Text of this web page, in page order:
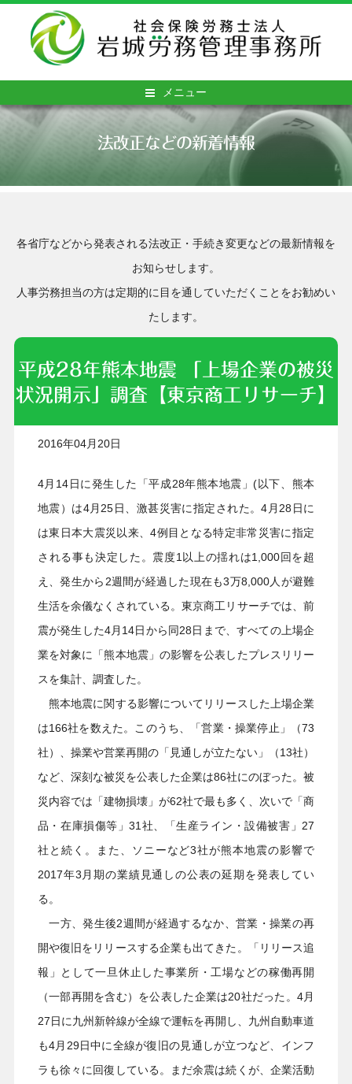
メニュー
法改正などの新着情報
各省庁などから発表される法改正・手続き変更などの最新情報を
お知らせします。
人事労務担当の方は定期的に目を通していただくことをお勧めい
たします。
平成28年熊本地震 「上場企業の被災
状況開示」調査【東京商工リサーチ】
2016年04月20日
4月14日に発生した「平成28年熊本地震」(以下、熊本
地震）は4月25日、激甚災害に指定された。4月28日に
は東日本大震災以来、4例目となる特定非常災害に指定
される事も決定した。震度1以上の揺れは1,000回を超
え、発生から2週間が経過した現在も3万8,000人が避難
生活を余儀なくされている。東京商工リサーチでは、前
震が発生した4月14日から同28日まで、すべての上場企
業を対象に「熊本地震」の影響を公表したプレスリリー
スを集計、調査した。
熊本地震に関する影響についてリリースした上場企業
は166社を数えた。このうち、「営業・操業停止」（73
社）、操業や営業再開の「見通しが立たない」（13社）
など、深刻な被災を公表した企業は86社にのぼった。被
災内容では「建物損壊」が62社で最も多く、次いで「商
品・在庫損傷等」31社、「生産ライン・設備被害」27
社と続く。また、ソニーなど3社が熊本地震の影響で
2017年3月期の業績見通しの公表の延期を発表してい
る。
一方、発生後2週間が経過するなか、営業・操業の再
開や復旧をリリースする企業も出てきた。「リリース追
報」として一旦休止した事業所・工場などの稼働再開
（一部再開を含む）を公表した企業は20社だった。4月
27日に九州新幹線が全線で運転を再開し、九州自動車道
も4月29日中に全線が復旧の見通しが立つなど、インフ
ラも徐々に回復している。まだ余震は続くが、企業活動